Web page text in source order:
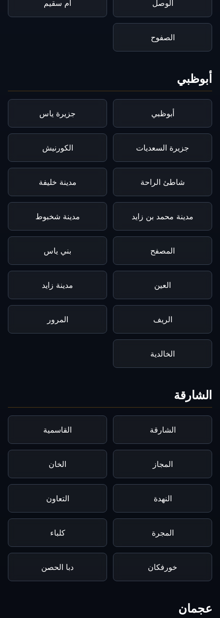
الوصل أم سقيم
الصفوح
أبوظبي
أبوظبي جزيرة ياس
جزيرة السعديات الكورنيش
شاطئ الراحة مدينة خليفة
مدينة محمد بن زايد مدينة شخبوط
المصفح بني ياس
العين مدينة زايد
الريف المرور
الخالدية
الشارقة
الشارقة القاسمية
المجاز الخان
النهدة التعاون
المجرة كلباء
خورفكان دبا الحصن
عجمان